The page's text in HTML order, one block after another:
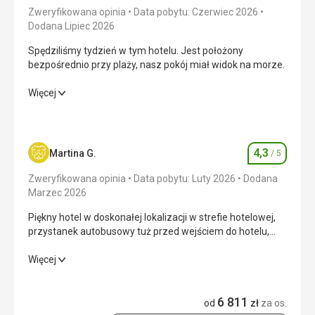
ważenia bagażu.
Ta recenzja została automatycznie przetłumaczona za
pomocą Google Translate
Zweryfikowana opinia
Data pobytu: Czerwiec 2026
Dodana Lipiec 2026
Spędziliśmy tydzień w tym hotelu. Jest położony
bezpośrednio przy plaży, nasz pokój miał widok na morze.
Spędziliśmy tydzień w tym hotelu. Jest położony
Zakwaterowanie 5,0/ 5
Okolica
Usługi 5,0/ 5
Więcej
Martina G. Ocena
4,3 / 5
Zweryfikowana opinia Data pobytu: Luty 2026
Dodana
Marzec 2026
Piękny hotel w doskonałej lokalizacji w strefie hotelowej,
przystanek autobusowy tuż przed wejściem do hotelu,
Piękny hotel w doskonałej lokalizacji w strefie hotelowej,
Więcej
od 6 811 zł za os.